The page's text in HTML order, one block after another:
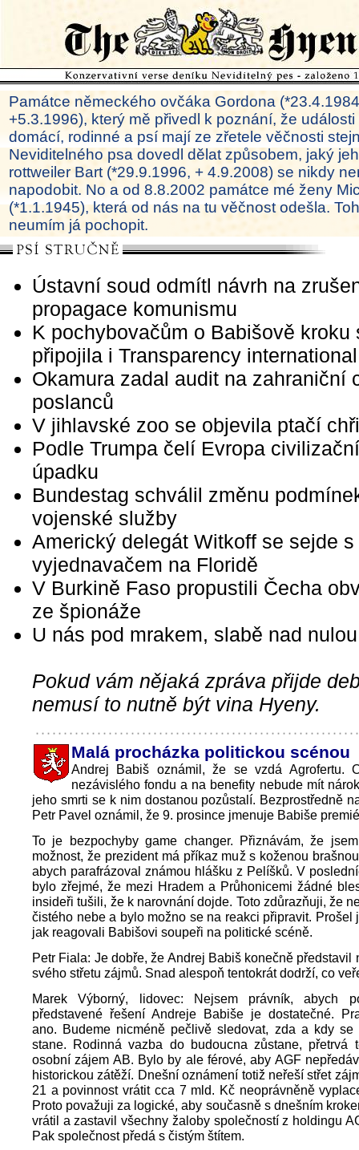
Památce německého ovčáka Gordona
+5.3.1996), který mě přivedl k poznání, že
domácí, rodinné a psí mají ze zřetele věčnosti
Neviditelného psa dovedl dělat způsobem, jaký
rottweiler Bart (*29.9.1996, + 4.9.2008) se nikdy
napodobit. No a od 8.8.2002 památce mé ženy
(*1.1.1945), která od nás na tu věčnost odešla.
neumím já pochopit.
Ústavní soud odmítl návrh na
propagace komunismu
K pochybovačům o Babišově kroku
připojila i Transparency international
Okamura zadal audit na zahraniční
poslanců
V jihlavské zoo se objevila ptačí
Podle Trumpa čelí Evropa
úpadku
Bundestag schválil změnu
vojenské služby
Americký delegát Witkoff se sejde
vyjednavačem na Floridě
V Burkině Faso propustili Čecha
ze špionáže
U nás pod mrakem, slabě nad nulou
Pokud vám nějaká zpráva přijde
nemusí to nutně být vina Hyeny.
Malá procházka politickou scénou
Andrej Babiš oznámil, že se vzdá Agrofertu.
nezávislého fondu a na benefity nebude mít
jeho smrti se k nim dostanou pozůstalí. Bezprostředně
Petr Pavel oznámil, že 9. prosince jmenuje Babiše
To je bezpochyby game changer. Přiznávám, že
možnost, že prezident má příkaz muž s koženou
abych parafrázoval známou hlášku z Pelíšků. V
bylo zřejmé, že mezi Hradem a Průhonicemi žádné
insideři tušili, že k narovnání dojde. Toto zdůrazňuji, že
čistého nebe a bylo možno se na reakci připravit. Prošel
jak reagovali Babišovi soupeři na politické scéně.
Petr Fiala: Je dobře, že Andrej Babiš konečně představil
svého střetu zájmů. Snad alespoň tentokrát dodrží, co
Marek Výborný, lidovec: Nejsem právník, abych
představené řešení Andreje Babiše je dostatečné.
ano. Budeme nicméně pečlivě sledovat, zda a kdy se
stane. Rodinná vazba do budoucna zůstane, přetrvá
osobní zájem AB. Bylo by ale férové, aby AGF
historickou zátěží. Dnešní oznámení totiž neřeší střet
21 a povinnost vrátit cca 7 mld. Kč neoprávněně
Proto považuji za logické, aby současně s dnešním
vrátil a zastavil všechny žaloby společností z holdingu
Pak společnost předá s čistým štítem.